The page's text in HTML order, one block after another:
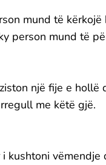
mund të
person mund të
një fije e hollë
me këtë gjë.
kushtoni